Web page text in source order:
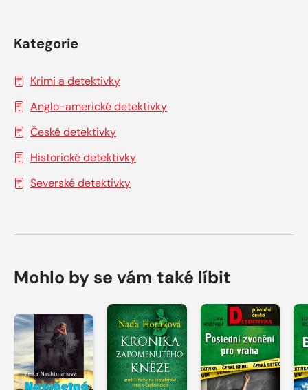
Kategorie
Krimi a detektivky
Anglo-americké detektivky
České detektivky
Historické detektivky
Severské detektivky
Mohlo by se vám také líbit